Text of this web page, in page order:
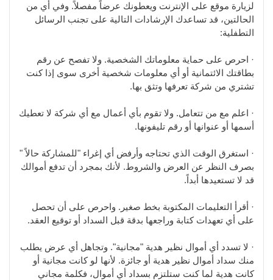
لزيارة موقع على الإنترنت ويعطونك عرضاً مفصلاً. وفي أي من
الحالتين، قد تساعدك الإرشادات التالية على تجنب الرسائل
التطفلية:
· احرص على حماية معلوماتك الشخصية. ولا تفصح عن رقم
بطاقتك الائتمانية أو أي معلومات شخصية أخرى سوى إذا كنت
تشتري من شركة تعرفها وتثق بها.
· اعلم مع من تتعامل. ولا تقوم بأي أعمال مع أي شركة لا تعطيك
أسمها أو عنوانها أو رقم تليفونها.
· استغرق الوقت الذي تحتاجه وأرفض أي إغراء "للمشاركة حالاً "
بصرف النظر عن العرض والشروط. لأنك بمجرد أن تدفع أموالك
قد لا تستعيدها أبداً.
· أقرأ التعليمات المكتوبة بخط صغير. واحرص على أن تحصل
على أي تعهدات كتابة وراجعها بدقة قبل السداد أو توقيع العقد.
· لا تسدد أي أموال نظير هدية "مجانية". وتجاهل أي عرض يطلب
منك سداد أموال نظير هدية أو جائزة. لأنها لو كانت مجانية أو
كانت هدية لما كنت ستلتزم بسداد أي أموال، فكلمة مجاني